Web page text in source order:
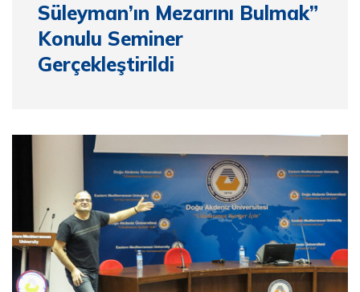
Süleyman’ın Mezarını Bulmak”
Konulu Seminer
Gerçekleştirildi